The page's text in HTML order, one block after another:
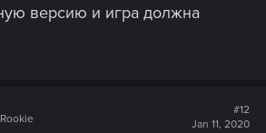
версию и игра должна
Rookie
#12
Jan 11, 2020